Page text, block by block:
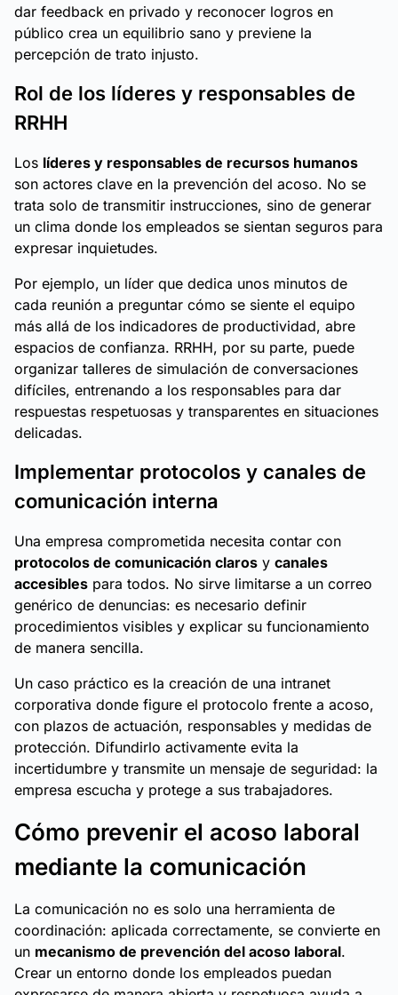
dar feedback en privado y reconocer logros en
público crea un equilibrio sano y previene la
percepción de trato injusto.
Rol de los líderes y responsables de
RRHH
Los líderes y responsables de recursos humanos
son actores clave en la prevención del acoso. No se
trata solo de transmitir instrucciones, sino de generar
un clima donde los empleados se sientan seguros para
expresar inquietudes.
Por ejemplo, un líder que dedica unos minutos de
cada reunión a preguntar cómo se siente el equipo
más allá de los indicadores de productividad, abre
espacios de confianza. RRHH, por su parte, puede
organizar talleres de simulación de conversaciones
difíciles, entrenando a los responsables para dar
respuestas respetuosas y transparentes en situaciones
delicadas.
Implementar protocolos y canales de
comunicación interna
Una empresa comprometida necesita contar con
protocolos de comunicación claros y canales
accesibles para todos. No sirve limitarse a un correo
genérico de denuncias: es necesario definir
procedimientos visibles y explicar su funcionamiento
de manera sencilla.
Un caso práctico es la creación de una intranet
corporativa donde figure el protocolo frente a acoso,
con plazos de actuación, responsables y medidas de
protección. Difundirlo activamente evita la
incertidumbre y transmite un mensaje de seguridad: la
empresa escucha y protege a sus trabajadores.
Cómo prevenir el acoso laboral
mediante la comunicación
La comunicación no es solo una herramienta de
coordinación: aplicada correctamente, se convierte en
un mecanismo de prevención del acoso laboral.
Crear un entorno donde los empleados puedan